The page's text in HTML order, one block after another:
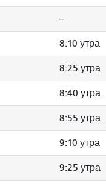
--
8:10 утра
8:25 утра
8:40 утра
8:55 утра
9:10 утра
9:25 утра